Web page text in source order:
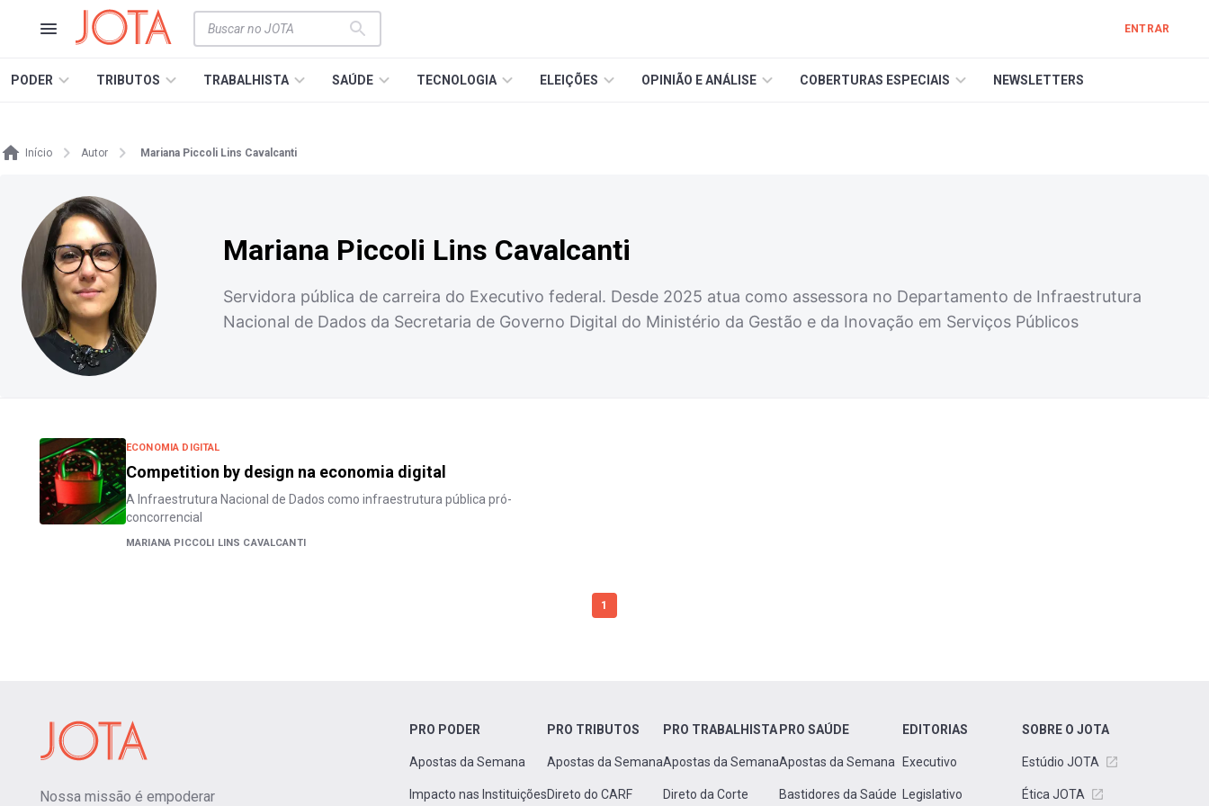
ENTRAR
PODER TRIBUTOS TRABALHISTA SAÚDE TECNOLOGIA ELEIÇÕES OPINIÃO E ANÁLISE COBERTURAS ESPECIAIS NEWSLETTERS
Início Autor Mariana Piccoli Lins Cavalcanti
Mariana Piccoli Lins Cavalcanti
Servidora pública de carreira do Executivo federal. Desde 2025 atua como assessora no Departamento de Infraestrutura
Nacional de Dados da Secretaria de Governo Digital do Ministério da Gestão e da Inovação em Serviços Públicos
ECONOMIA DIGITAL
Competition by design na economia digital
A Infraestrutura Nacional de Dados como infraestrutura pública pró-
concorrencial
MARIANA PICCOLI LINS CAVALCANTI
1
Nossa missão é empoderar
PRO PODER
Apostas da Semana
Impacto nas Instituições
PRO TRIBUTOS
Apostas da Semana
Direto do CARF
PRO TRABALHISTA
Apostas da Semana
Direto da Corte
PRO SAÚDE
Apostas da Semana
Bastidores da Saúde
EDITORIAS
Executivo
Legislativo
SOBRE O JOTA
Estúdio JOTA
Ética JOTA